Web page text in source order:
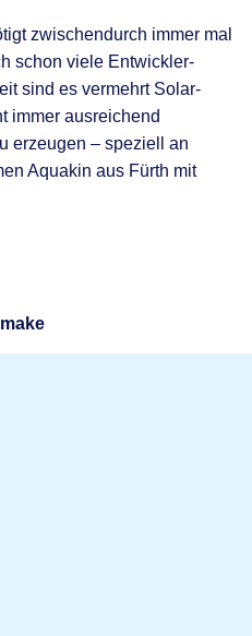
zwischendurch immer mal
schon viele Entwickler-
sind es vermehrt Solar-
immer ausreichend
erzeugen – speziell an
Aquakin aus Fürth mit